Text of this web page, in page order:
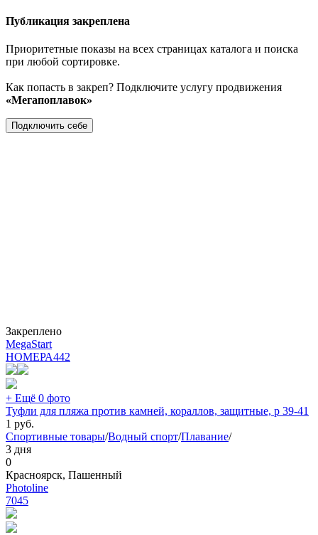
Публикация закреплена
Приоритетные показы на всех страницах каталога и поиска
при любой сортировке.
Как попасть в закреп? Подключите услугу продвижения
«Мегапоплавок»
Подключить себе
Закреплено
MegaStart
НОМЕРА442
+ Ещё 0 фото
Туфли для пляжа против камней, кораллов, защитные, р 39-41
1 руб.
Спортивные товары/Водный спорт/Плавание/
3 дня
0
Красноярск, Пашенный
Photoline
7045